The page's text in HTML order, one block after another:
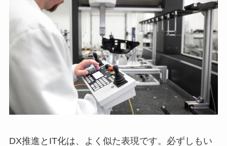
DX推進とIT化は、よく似た表現です。必ずしもい